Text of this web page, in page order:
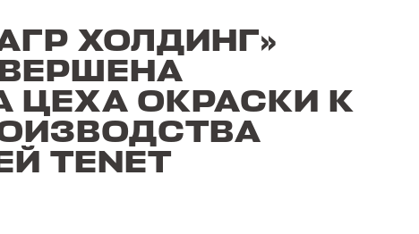
ХОЛДИНГ»
ЦЕХА ОКРАСКИ К
TENET